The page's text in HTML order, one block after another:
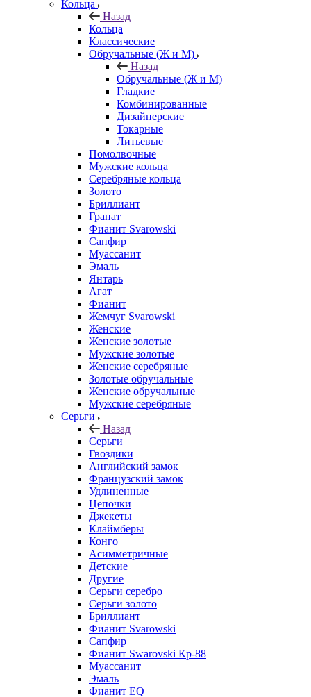
Кольца
Назад
Кольца
Классические
Обручальные (Ж и М)
Назад
Обручальные (Ж и М)
Гладкие
Комбинированные
Дизайнерские
Токарные
Литьевые
Помолвочные
Мужские кольца
Серебряные кольца
Золото
Бриллиант
Гранат
Фианит Svarowski
Сапфир
Муассанит
Эмаль
Янтарь
Агат
Фианит
Жемчуг Svarowski
Женские
Женские золотые
Мужские золотые
Женские серебряные
Золотые обручальные
Женские обручальные
Мужские серебряные
Серьги
Назад
Серьги
Гвоздики
Английский замок
Французский замок
Удлиненные
Цепочки
Джекеты
Клаймберы
Конго
Асимметричные
Детские
Другие
Серьги серебро
Серьги золото
Бриллиант
Фианит Svarowski
Сапфир
Фианит Swarovski Кр-88
Муассанит
Эмаль
Фианит EQ